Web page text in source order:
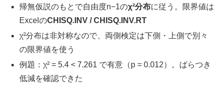
帰無仮説のもとで自由度n−1のχ²分布に従う。限界値は
ExcelのCHISQ.INV / CHISQ.INV.RT
χ²分布は非対称なので、両側検定は下側・上側で別々
の限界値を使う
例題：χ² = 5.4 < 7.261 で有意（p = 0.012）。ばらつき
低減を確認できた